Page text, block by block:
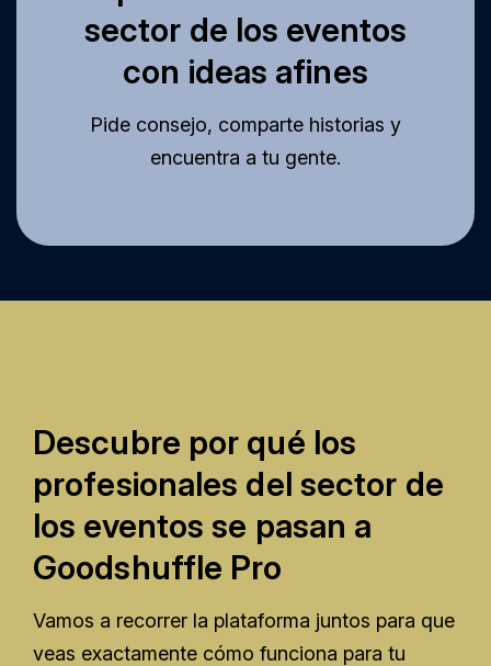
sector de los eventos
con ideas afines
Pide consejo, comparte historias y
encuentra a tu gente.
Descubre por qué los
profesionales del sector de
los eventos se pasan a
Goodshuffle Pro
Vamos a recorrer la plataforma juntos para que
veas exactamente cómo funciona para tu